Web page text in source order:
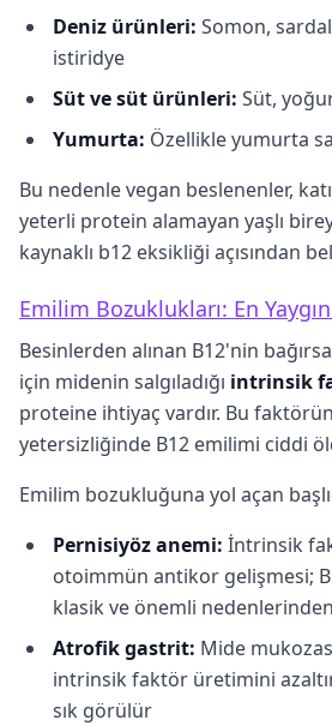
Deniz ürünleri: Somon,
istiridye
Süt ve süt ürünleri: Süt,
Yumurta: Özellikle yumurta
Bu nedenle vegan beslenenler,
yeterli protein alamayan yaşlı
kaynaklı b12 eksikliği açısından
Emilim Bozuklukları: En
Besinlerden alınan B12'nin
için midenin salgıladığı intrinsik
proteine ihtiyaç vardır. Bu
yetersizliğinde B12 emilimi ciddi
Emilim bozukluğuna yol açan
Pernisiyöz anemi: İntrinsik
otoimmün antikor gelişmesi;
klasik ve önemli
Atrofik gastrit: Mide
intrinsik faktör üretimini
sık görülür